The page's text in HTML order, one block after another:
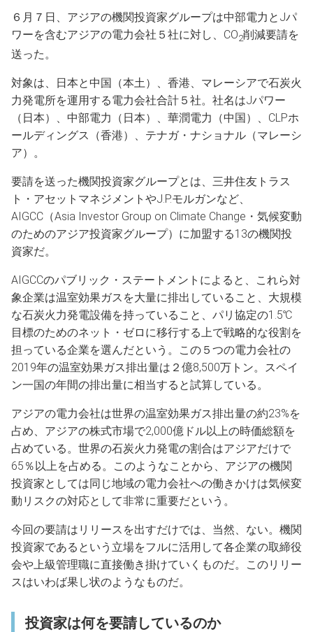
６月７日、アジアの機関投資家グループは中部電力とJパ
ワーを含むアジアの電力会社５社に対し、CO2削減要請を
送った。
対象は、日本と中国（本土）、香港、マレーシアで石炭火
力発電所を運用する電力会社合計５社。社名はJパワー
（日本）、中部電力（日本）、華潤電力（中国）、CLPホ
ールディングス（香港）、テナガ・ナショナル（マレーシ
ア）。
要請を送った機関投資家グループとは、三井住友トラス
ト・アセットマネジメントやJ.P.モルガンなど、
AIGCC（Asia Investor Group on Climate Change・気候変動
のためのアジア投資家グループ）に加盟する13の機関投
資家だ。
AIGCCのパブリック・ステートメントによると、これら対
象企業は温室効果ガスを大量に排出していること、大規模
な石炭火力発電設備を持っていること、パリ協定の1.5℃
目標のためのネット・ゼロに移行する上で戦略的な役割を
担っている企業を選んだという。この５つの電力会社の
2019年の温室効果ガス排出量は２億8,500万トン。スペイ
ン一国の年間の排出量に相当すると試算している。
アジアの電力会社は世界の温室効果ガス排出量の約23%を
占め、アジアの株式市場で2,000億ドル以上の時価総額を
占めている。世界の石炭火力発電の割合はアジアだけで
65％以上を占める。このようなことから、アジアの機関
投資家としては同じ地域の電力会社への働きかけは気候変
動リスクの対応として非常に重要だという。
今回の要請はリリースを出すだけでは、当然、ない。機関
投資家であるという立場をフルに活用して各企業の取締役
会や上級管理職に直接働き掛けていくものだ。このリリー
スはいわば果し状のようなものだ。
投資家は何を要請しているのか